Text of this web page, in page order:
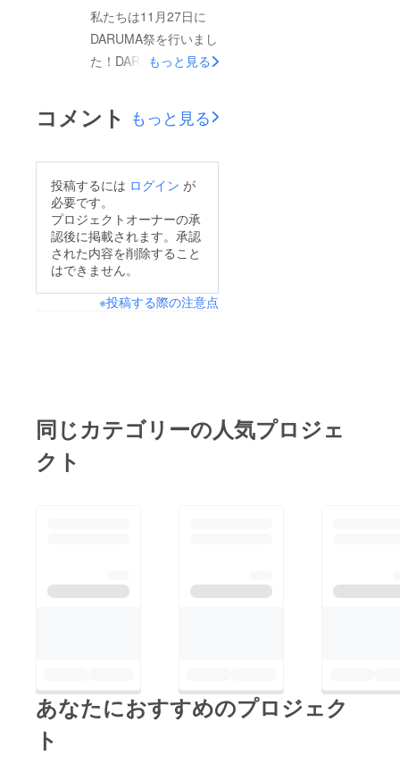
が、絶対に大成功した
いです。皆様の力を貸
してください。どうか
私たちは11月27日に
DARUMA祭を行いまし
た！DARUMA祭は例年
は無く、今年に生まれ
たダンスイベントで
でダンスのイベントを
体育館で行っていまし
たが、今年は学祭自体
が中止になってしまし
こで諦めるのではな
来は四字熟語の「七転
八起」からきていま
代替イベントを八起き
祭」にしました！現役
もっと見る
コメント もっと見る
投稿するには ログイン が
必要です。
プロジェクトオーナーの承
認後に掲載されます。承認
された内容を削除すること
はできません。
※投稿する際の注意点
同じカテゴリーの人気プロジェ
クト
あなたにおすすめのプロジェク
ト